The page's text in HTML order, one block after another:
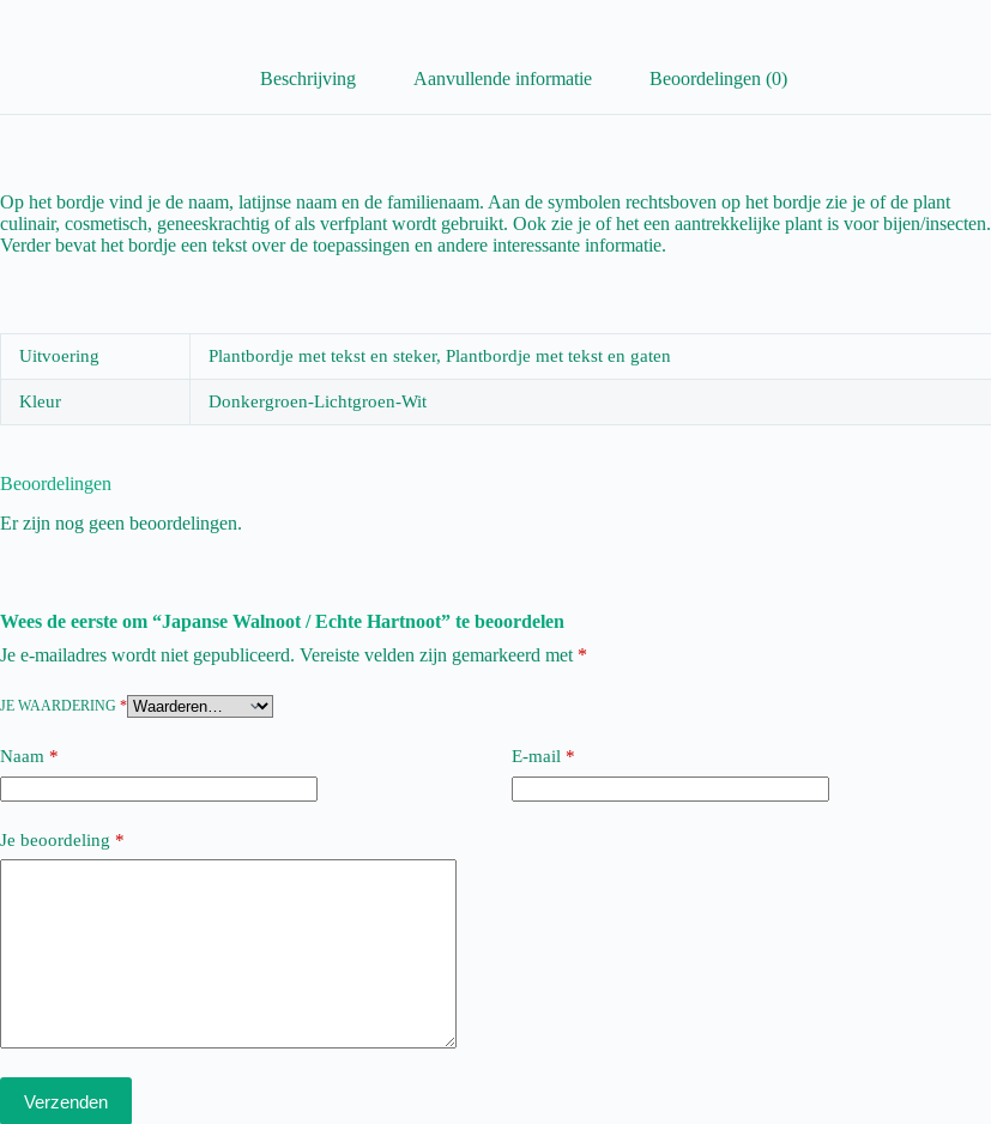
Beschrijving Aanvullende informatie Beoordelingen (0)
Op het bordje vind je de naam, latijnse naam en de familienaam. Aan de symbolen rechtsboven op het bordje zie je of de plant
culinair, cosmetisch, geneeskrachtig of als verfplant wordt gebruikt. Ook zie je of het een aantrekkelijke plant is voor bijen/insecten.
Verder bevat het bordje een tekst over de toepassingen en andere interessante informatie.
Uitvoering Plantbordje met tekst en steker, Plantbordje met tekst en gaten
Kleur Donkergroen-Lichtgroen-Wit
Beoordelingen
Er zijn nog geen beoordelingen.
Wees de eerste om “Japanse Walnoot / Echte Hartnoot” te beoordelen
Je e-mailadres wordt niet gepubliceerd. Vereiste velden zijn gemarkeerd met *
JE WAARDERING *
Naam * E-mail *
Je beoordeling *
Verzenden